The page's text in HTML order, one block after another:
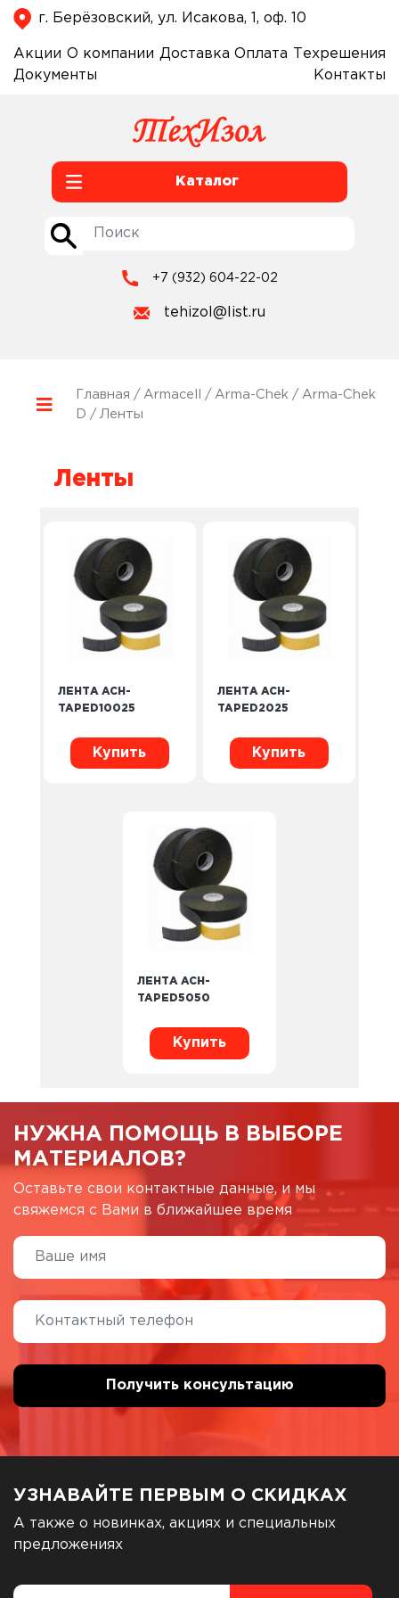
г. Берёзовский, ул. Исакова, 1, оф. 10
Акции О компании Доставка Оплата
Техрешения
Документы
Контакты
Каталог
+7 (932) 604-22-02
tehizol@list.ru
Главная / Armacell / Arma-Chek / Arma-Chek
D / Ленты
Ленты
ЛЕНТА ACH-
TAPED10025
Купить
ЛЕНТА ACH-
TAPED2025
Купить
ЛЕНТА ACH-
TAPED5050
Купить
НУЖНА ПОМОЩЬ В ВЫБОРЕ
МАТЕРИАЛОВ?
Оставьте свои контактные данные, и мы
свяжемся с Вами в ближайшее время
УЗНАВАЙТЕ ПЕРВЫМ О СКИДКАХ
А также о новинках, акциях и специальных
предложениях